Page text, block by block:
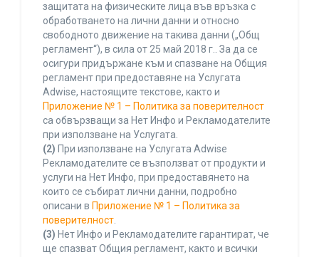
защитата на физическите лица във връзка с
обработването на лични данни и относно
свободното движение на такива данни („Общ
регламент“), в сила от 25 май 2018 г.. За да се
осигури придържане към и спазване на Общия
регламент при предоставяне на Услугата
Adwise, настоящите текстове, както и
Приложение № 1 – Политика за поверителност
са обвързващи за Нет Инфо и Рекламодателите
при използване на Услугата.
(2) При използване на Услугата Adwise
Рекламодателите се възползват от продукти и
услуги на Нет Инфо, при предоставянето на
които се събират лични данни, подробно
описани в Приложение № 1 – Политика за
поверителност.
(3) Нет Инфо и Рекламодателите гарантират, че
ще спазват Общия регламент, както и всички